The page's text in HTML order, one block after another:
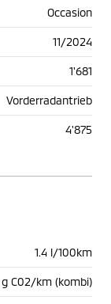
Occasion
11/2024
1'681
Vorderradantrieb
4'875
1.4 l/100km
C02/km (kombi)